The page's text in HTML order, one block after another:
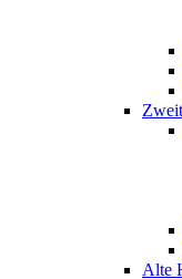
Alte